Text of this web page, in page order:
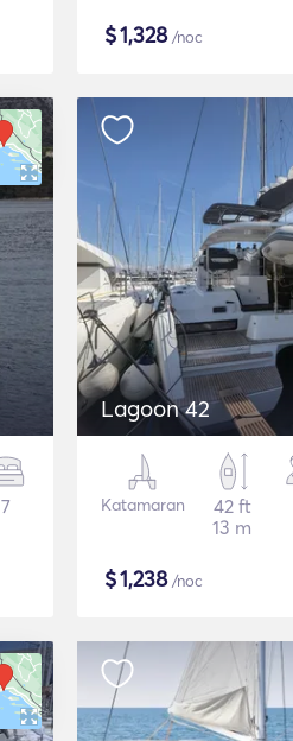
$1,328/noc
7
Lagoon 42
Katamaran
42 ft
13 m
$1,238/noc